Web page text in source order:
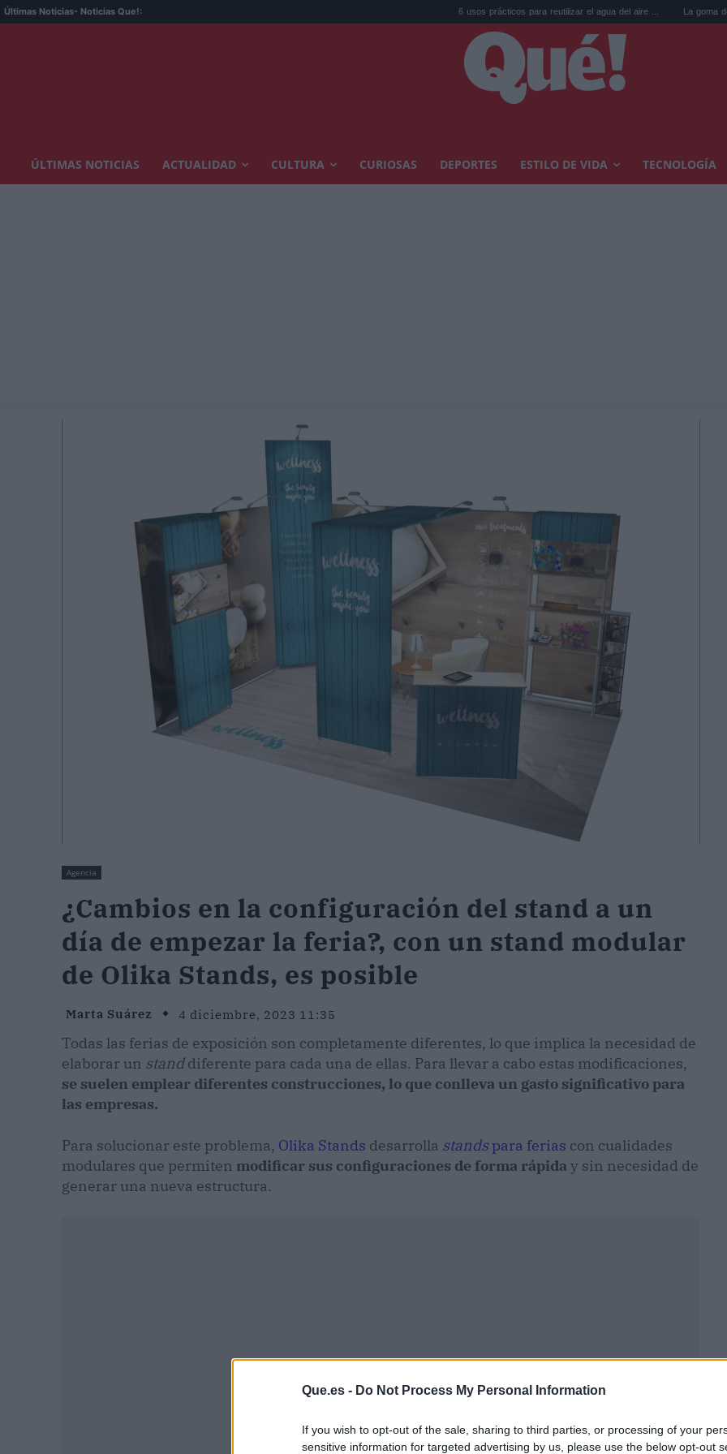
Que.es - Do Not Process My Personal Information
If you wish to opt-out of the sale, sharing to third parties, or processing of your
sensitive information for targeted advertising by us, please use the below opt-out
Últimas Noticias- Noticias Que!: 6 usos prácticos para reutilizar el agua del aire ... La goma de la nevera:
ÚLTIMAS NOTICIAS ACTUALIDAD CULTURA CURIOSAS DEPORTES ESTILO DE VIDA TECNOLOGÍA
Agencia
¿Cambios en la configuración del stand a un
día de empezar la feria?, con un stand modular
de Olika Stands, es posible
Marta Suárez 4 diciembre, 2023 11:35
Todas las ferias de exposición son completamente diferentes, lo que implica la necesidad de
elaborar un standdiferente para cada una de ellas. Para llevar a cabo estas modificaciones,
se suelen emplear diferentes construcciones, lo que conlleva un gasto significativo para
las empresas.
Para solucionar este problema, Olika Stands desarrolla standspara ferias con cualidades
modulares que permiten modificar sus configuraciones de forma rápida y sin necesidad de
generar una nueva estructura.